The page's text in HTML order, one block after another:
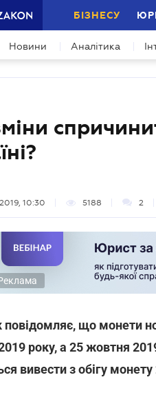
БІЗНЕСУ
Новини Аналітика
10:30 5188 2
що монети
року, а 25 жовтня
вивести з обігу